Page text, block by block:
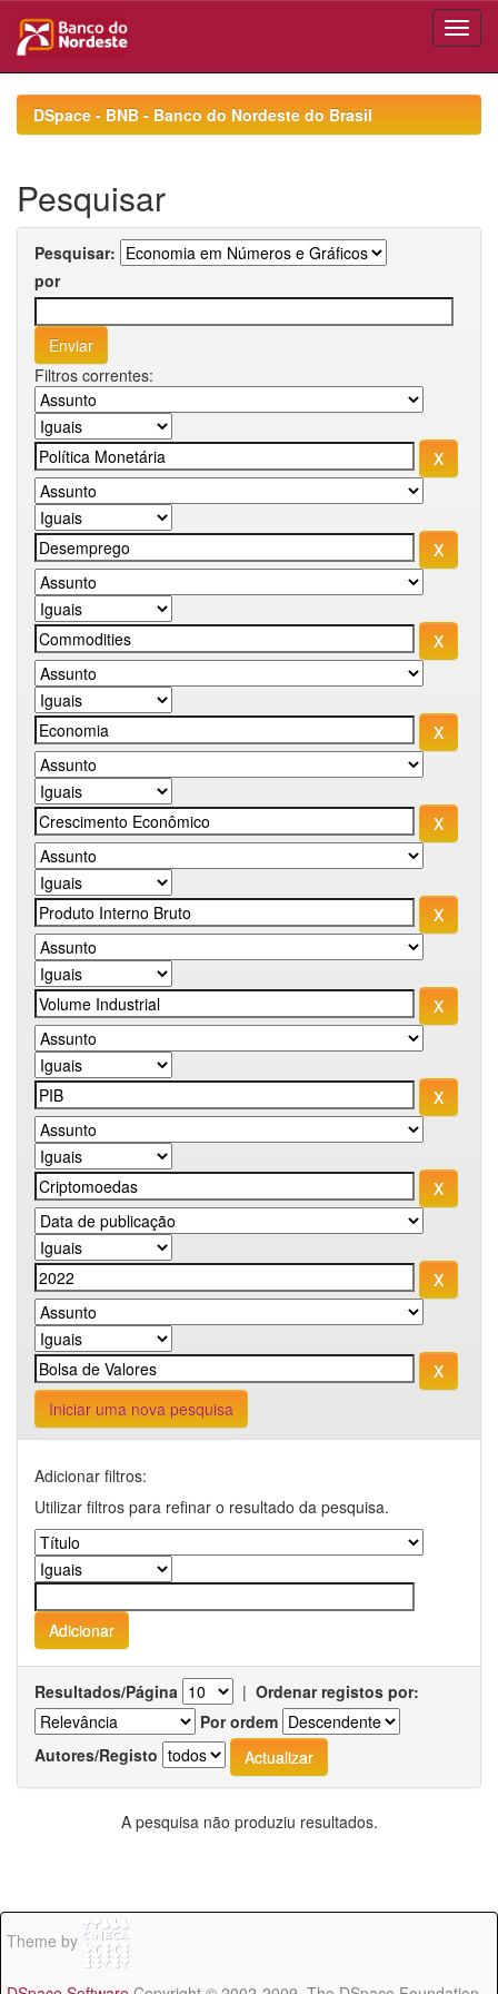
navigationDSpace - BNB - Banco do Nordeste do Brasil
Pesquisar
Pesquisar:
por
Filtros correntes:
Iniciar uma nova pesquisa
Adicionar filtros:
Utilizar filtros para refinar o resultado da pesquisa.
Resultados/Página | Ordenar registos por:
Por ordem
Autores/Registo
A pesquisa não produziu resultados.
Theme by